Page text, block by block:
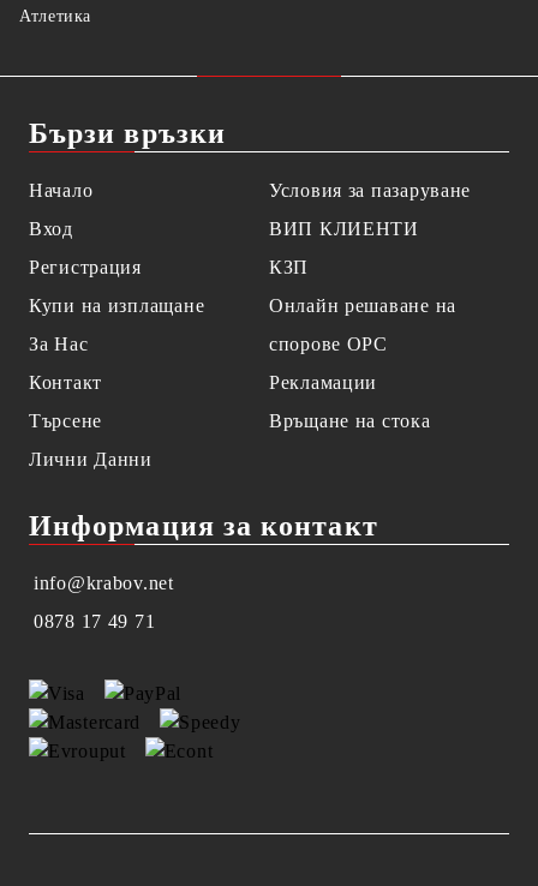
Атлетика
Бързи връзки
Начало
Вход
Регистрация
Купи на изплащане
За Нас
Контакт
Търсене
Лични Данни
Условия за пазаруване
ВИП КЛИЕНТИ
КЗП
Онлайн решаване на
спорове OPC
Рекламации
Връщане на стока
Информация за контакт
info@krabov.net
0878 17 49 71